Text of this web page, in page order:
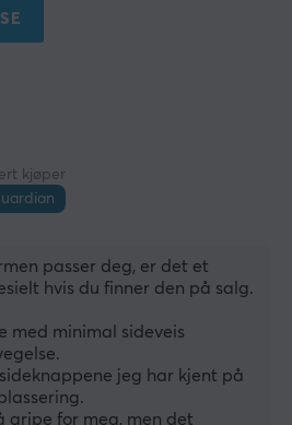
Dot
kjøper
passer deg, er det et
hvis du finner den på salg.
med minimal sideveis
jeg har kjent på
gripe for meg, men det